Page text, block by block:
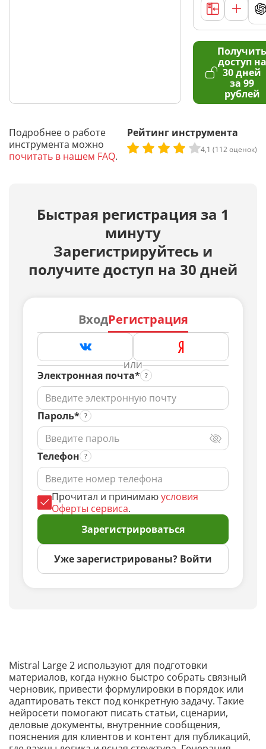
Получить
доступ на
30 дней
за 99
рублей
Подробнее о работе
инструмента можно
почитать в нашем FAQ.
Рейтинг инструмента
4,1 (112 оценок)
Быстрая регистрация за 1
минуту
Зарегистрируйтесь и
получите доступ на 30 дней
ВходРегистрация
ИЛИ
Электронная почта*
Пароль*
Телефон
Прочитал и принимаюусловия
Оферты сервиса.
Зарегистрироваться
Уже зарегистрированы? Войти
Mistral Large 2 используют для подготовки
материалов, когда нужно быстро собрать связный
черновик, привести формулировки в порядок или
адаптировать текст под конкретную задачу. Такие
нейросети помогают писать статьи, сценарии,
деловые документы, внутренние сообщения,
пояснения для клиентов и контент для публикаций,